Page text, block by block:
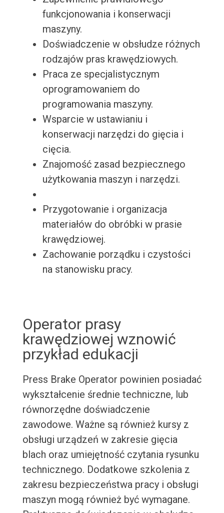
funkcjonowania i konserwacji
maszyny.
Doświadczenie w obsłudze różnych
rodzajów pras krawędziowych.
Praca ze specjalistycznym
oprogramowaniem do
programowania maszyny.
Wsparcie w ustawianiu i
konserwacji narzędzi do gięcia i
cięcia.
Znajomość zasad bezpiecznego
użytkowania maszyn i narzędzi.
Przygotowanie i organizacja
materiałów do obróbki w prasie
krawędziowej.
Zachowanie porządku i czystości
na stanowisku pracy.
Operator prasy
krawędziowej wznowić
przykład edukacji
Press Brake Operator powinien posiadać
wykształcenie średnie techniczne, lub
równorzędne doświadczenie
zawodowe. Ważne są również kursy z
obsługi urządzeń w zakresie gięcia
blach oraz umiejętność czytania rysunku
technicznego. Dodatkowe szkolenia z
zakresu bezpieczeństwa pracy i obsługi
maszyn mogą również być wymagane.